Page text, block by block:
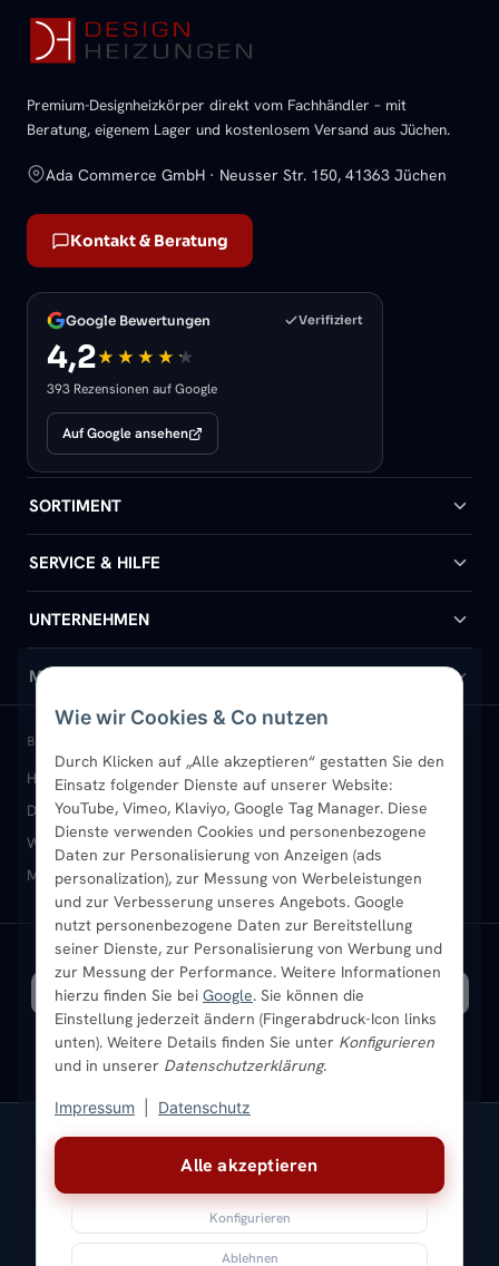
Alle akzeptieren
Konfigurieren
Ablehnen
Wie wir Cookies & Co nutzen
Durch Klicken auf „Alle akzeptieren“ gestatten Sie den
Einsatz folgender Dienste auf unserer Website:
YouTube, Vimeo, Klaviyo, Google Tag Manager. Diese
Dienste verwenden Cookies und personenbezogene
Daten zur Personalisierung von Anzeigen (ads
personalization), zur Messung von Werbeleistungen
und zur Verbesserung unseres Angebots. Google
nutzt personenbezogene Daten zur Bereitstellung
seiner Dienste, zur Personalisierung von Werbung und
zur Messung der Performance. Weitere Informationen
hierzu finden Sie bei Google. Sie können die
Einstellung jederzeit ändern (Fingerabdruck-Icon links
unten). Weitere Details finden Sie unter Konfigurieren
und in unserer Datenschutzerklärung.
Impressum Datenschutz
Premium-Designheizkörper direkt vom Fachhändler – mit
Beratung, eigenem Lager und kostenlosem Versand aus Jüchen.
Ada Commerce GmbH · Neusser Str. 150, 41363 Jüchen
Kontakt & Beratung
Google Bewertungen Verifiziert
4,2
393 Rezensionen auf Google
Auf Google ansehen
SORTIMENT
Badheizkörper
Handtuchheizkörper
Design-Heizkörper
Paneelheizkörper
Vertikal-Heizkörper
Heizkörper-Zubehör
SERVICE & HILFE
Hilfe & Kontakt
Versand & Lieferung
Rückgabe & Widerruf
Garantie & Gewährleistung
Montageservice vor Ort
Sendung verfolgen
UNTERNEHMEN
Wir über uns
Standort & Abholung Jüchen
B2B-Kunden
Karriere
Ratgeber
Bestpreisgarantie
MEIN KONTO
Anmelden / Mein Konto
Merkliste
Newsletter
Aktuelle Angebote
BELIEBTE KATEGORIEN
Heizkörper kaufenBadheizkörperHandtuchheizkörper
Design-HeizkörperPaneelheizkörperVertikal-Heizkörper
Wandheizkörper Wohnraum-Heizkörper Badheizkörper Schwarz
Mischbetrieb-HeizkörperHeizkörper-ZubehörAktuelle Angebote
VERSAND MIT
* Alle Preise inkl. gesetzlicher USt. |Kostenloser Versand
Impressum AGBWiderrufsbelehrung
Versandkosten
BatteriegesetzSitemap